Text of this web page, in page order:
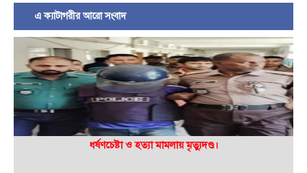
এ ক্যাটাগরীর আরো সংবাদ
ধর্ষণচেষ্টা ও হত্যা মামলায় মৃত্যুদণ্ড।